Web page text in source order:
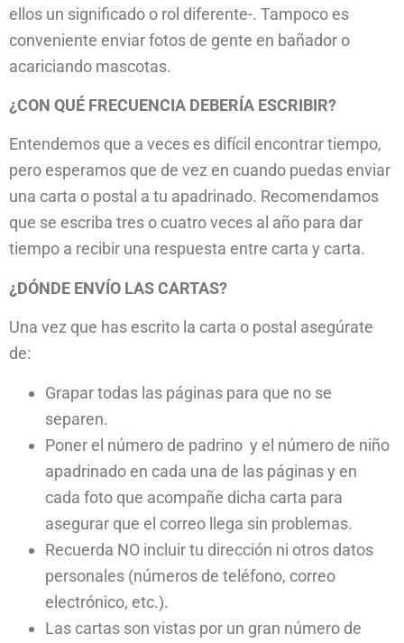
ellos un significado o rol diferente-. Tampoco es
conveniente enviar fotos de gente en bañador o
acariciando mascotas.
¿CON QUÉ FRECUENCIA DEBERÍA ESCRIBIR?
Entendemos que a veces es difícil encontrar tiempo,
pero esperamos que de vez en cuando puedas enviar
una carta o postal a tu apadrinado. Recomendamos
que se escriba tres o cuatro veces al año para dar
tiempo a recibir una respuesta entre carta y carta.
¿DÓNDE ENVÍO LAS CARTAS?
Una vez que has escrito la carta o postal asegúrate
de:
Grapar todas las páginas para que no se
separen.
Poner el número de padrino y el número de niño
apadrinado en cada una de las páginas y en
cada foto que acompañe dicha carta para
asegurar que el correo llega sin problemas.
Recuerda NO incluir tu dirección ni otros datos
personales (números de teléfono, correo
electrónico, etc.).
Las cartas son vistas por un gran número de